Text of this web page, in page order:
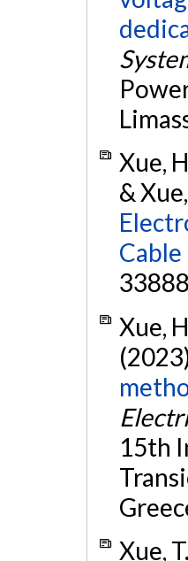
Xue,
&
Xue,
15th
Xue,